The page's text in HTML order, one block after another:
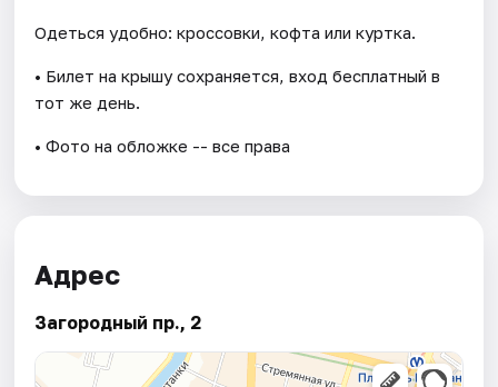
Одеться удобно: кроссовки, кофта или куртка.
• Билет на крышу сохраняется, вход бесплатный в
тот же день.
• Фото на обложке -- все права
Адрес
Загородный пр., 2